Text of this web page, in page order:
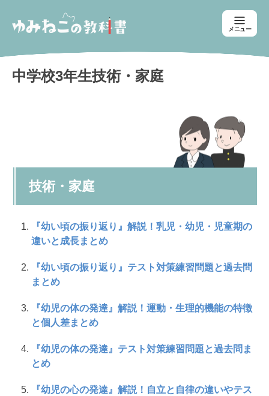
メニュー
中学校3年生技術・家庭
技術・家庭
『幼い頃の振り返り』解説！乳児・幼児・児童期の
違いと成長まとめ
『幼い頃の振り返り』テスト対策練習問題と過去問
まとめ
『幼児の体の発達』解説！運動・生理的機能の特徴
と個人差まとめ
『幼児の体の発達』テスト対策練習問題と過去問ま
とめ
『幼児の心の発達』解説！自立と自律の違いやテス